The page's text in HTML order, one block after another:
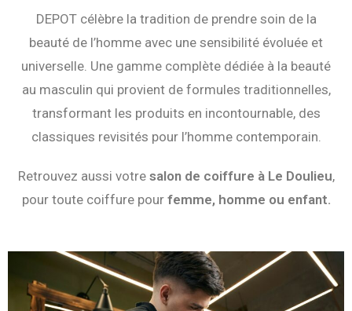
DEPOT célèbre la tradition de prendre soin de la
beauté de l’homme avec une sensibilité évoluée et
universelle. Une gamme complète dédiée à la beauté
au masculin qui provient de formules traditionnelles,
transformant les produits en incontournable, des
classiques revisités pour l’homme contemporain.
Retrouvez aussi votre salon de coiffure à Le Doulieu,
pour toute coiffure pour femme, homme ou enfant.